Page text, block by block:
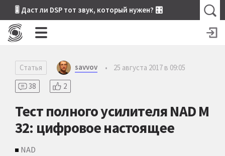
🎚 Даст ли DSP тот звук, который нужен? 🎛
Статья savvov •
25 августа 2017 в 09:05
38
2
Тест полного усилителя NAD M
32: цифровое настоящее
NAD